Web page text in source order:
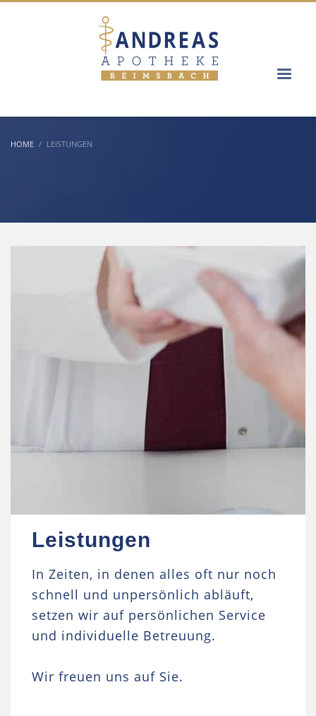
HOME LEISTUNGEN
Leistungen
In Zeiten, in denen alles oft nur noch
schnell und unpersönlich abläuft,
setzen wir auf persönlichen Service
und individuelle Betreuung.
Wir freuen uns auf Sie.